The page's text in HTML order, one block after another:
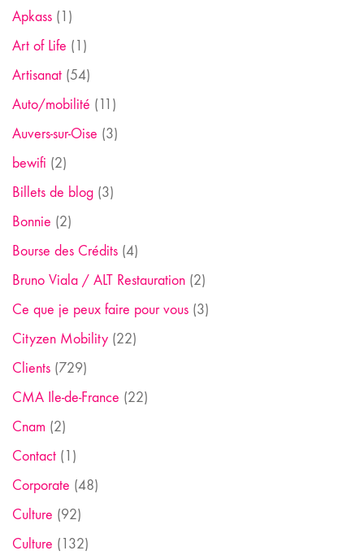
Apkass (1)
Art of Life (1)
Artisanat (54)
Auto/mobilité (11)
Auvers-sur-Oise (3)
bewifi (2)
Billets de blog (3)
Bonnie (2)
Bourse des Crédits (4)
Bruno Viala / ALT Restauration (2)
Ce que je peux faire pour vous (3)
Cityzen Mobility (22)
Clients (729)
CMA Ile-de-France (22)
Cnam (2)
Contact (1)
Corporate (48)
Culture (92)
Culture (132)